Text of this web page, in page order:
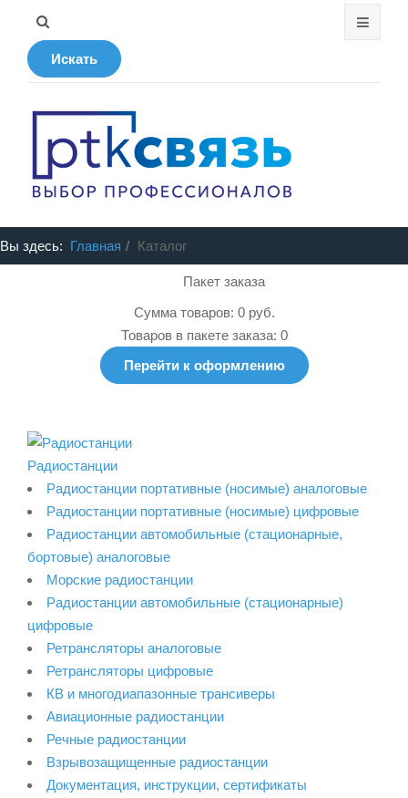
Искать
Вы здесь: Главная Каталог
Пакет заказа
Сумма товаров: 0 руб.
Товаров в пакете заказа: 0
Перейти к оформлению
Радиостанции
Радиостанции портативные (носимые) аналоговые
Радиостанции портативные (носимые) цифровые
Радиостанции автомобильные (стационарные,
бортовые) аналоговые
Морские радиостанции
Радиостанции автомобильные (стационарные)
цифровые
Ретрансляторы аналоговые
Ретрансляторы цифровые
КВ и многодиапазонные трансиверы
Авиационные радиостанции
Речные радиостанции
Взрывозащищенные радиостанции
Документация, инструкции, сертификаты